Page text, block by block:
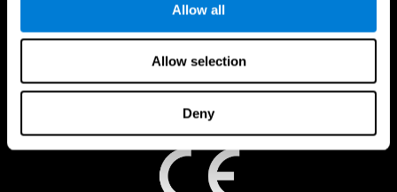
Allow all
Allow selection
Deny